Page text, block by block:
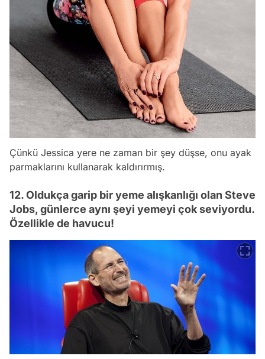
Çünkü Jessica yere ne zaman bir şey düşse, onu ayak
parmaklarını kullanarak kaldırırmış.
12. Oldukça garip bir yeme alışkanlığı olan Steve
Jobs, günlerce aynı şeyi yemeyi çok seviyordu.
Özellikle de havucu!